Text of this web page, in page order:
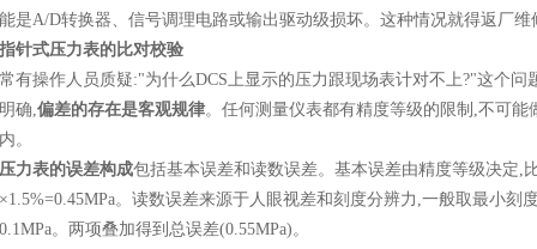
是A/D转换器、信号调理电路或输出驱动级损坏。这种情况就得返厂维
针式压力表的比对校验
有操作人员质疑:"为什么DCS上显示的压力跟现场表计对不上?"这个问
确,偏差的存在是客观规律。任何测量仪表都有精度等级的限制 ,不可能
。
力表的误差构成包括基本误差和读数误差。基本误差由精度等级决定,
。读数误差来源于人眼视差和刻度分辨力 ,一般取最小刻
0.1MPa。两项叠加得到总误差(0.55MPa)。